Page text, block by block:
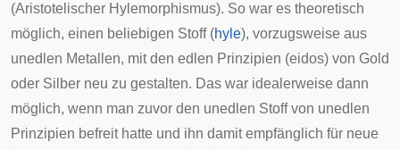
(Aristotelischer Hylemorphismus). So war es theoretisch
möglich, einen beliebigen Stoff (hyle), vorzugsweise aus
unedlen Metallen, mit den edlen Prinzipien (eidos) von Gold
oder Silber neu zu gestalten. Das war idealerweise dann
möglich, wenn man zuvor den unedlen Stoff von unedlen
Prinzipien befreit hatte und ihn damit empfänglich für neue